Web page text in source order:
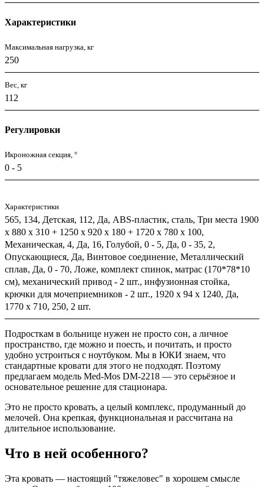
Характеристики
Максимальная нагрузка, кг
250
Вес, кг
112
Регулировки
Икроножная секция, °
0 - 5
Характеристики
565, 134, Детская, 112, Да, ABS-пластик, сталь, Три места 1900
х 880 х 310 + 1250 х 920 х 180 + 1720 х 780 х 100,
Механическая, 4, Да, 16, Голубой, 0 - 5, Да, 0 - 35, 2,
Опускающиеся, Да, Винтовое соединение, Металлический
сплав, Да, 0 - 70, Ложе, комплект спинок, матрас (170*78*10
см), механический привод - 2 шт., инфузионная стойка,
крючки для мочеприемников - 2 шт., 1920 х 94 х 1240, Да,
1770 х 710, 250, 2 шт.
Подросткам в больнице нужен не просто сон, а личное
пространство, где можно и поесть, и почитать, и просто
удобно устроиться с ноутбуком. Мы в ЮКИ знаем, что
стандартные кровати для этого не подходят. Поэтому
предлагаем модель Med-Mos DM-2218 — это серьёзное и
основательное решение для стационара.
Это не просто кровать, а целый комплекс, продуманный до
мелочей. Она крепкая, функциональная и рассчитана на
длительное использование.
Что в ней особенного?
Эта кровать — настоящий "тяжеловес" в хорошем смысле